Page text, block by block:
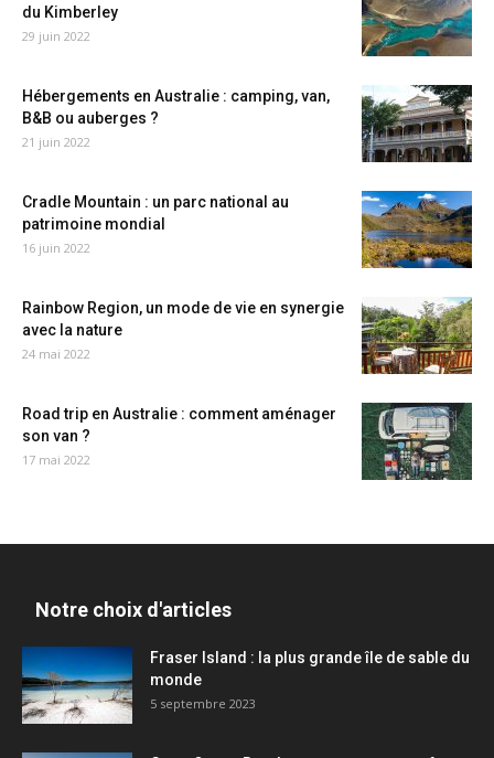
du Kimberley
29 juin 2022
Hébergements en Australie : camping, van,
B&B ou auberges ?
21 juin 2022
Cradle Mountain : un parc national au
patrimoine mondial
16 juin 2022
Rainbow Region, un mode de vie en synergie
avec la nature
24 mai 2022
Road trip en Australie : comment aménager
son van ?
17 mai 2022
Notre choix d'articles
Fraser Island : la plus grande île de sable du
monde
5 septembre 2023